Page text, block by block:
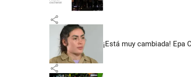
share
¡Está muy cambiada! Epa
share